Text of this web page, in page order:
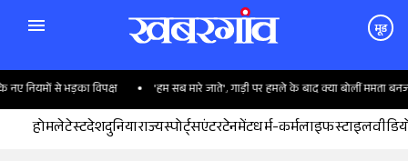
मूड
से भड़का विपक्ष 'हम सब मारे जाते', गाड़ी पर हमले के बाद क्या बोलीं ममता बनर्जी?
होमलेटेस्टदेशदुनियाराज्यस्पोर्ट्सएंटरटेनमेंटधर्म-कर्मलाइफस्टाइल